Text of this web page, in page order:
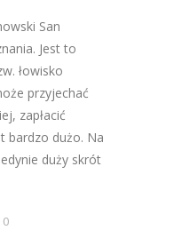
San
Jest to
łowisko
przyjechać
zapłacić
bardzo dużo. Na
duży skrót
0